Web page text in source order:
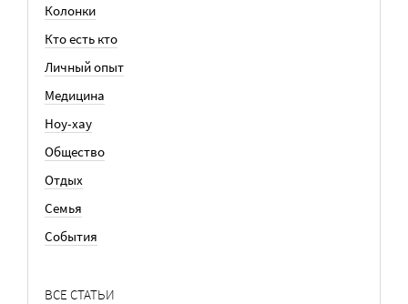
Колонки
Кто есть кто
Личный опыт
Медицина
Ноу-хау
Общество
Отдых
Семья
События
ВСЕ СТАТЬИ